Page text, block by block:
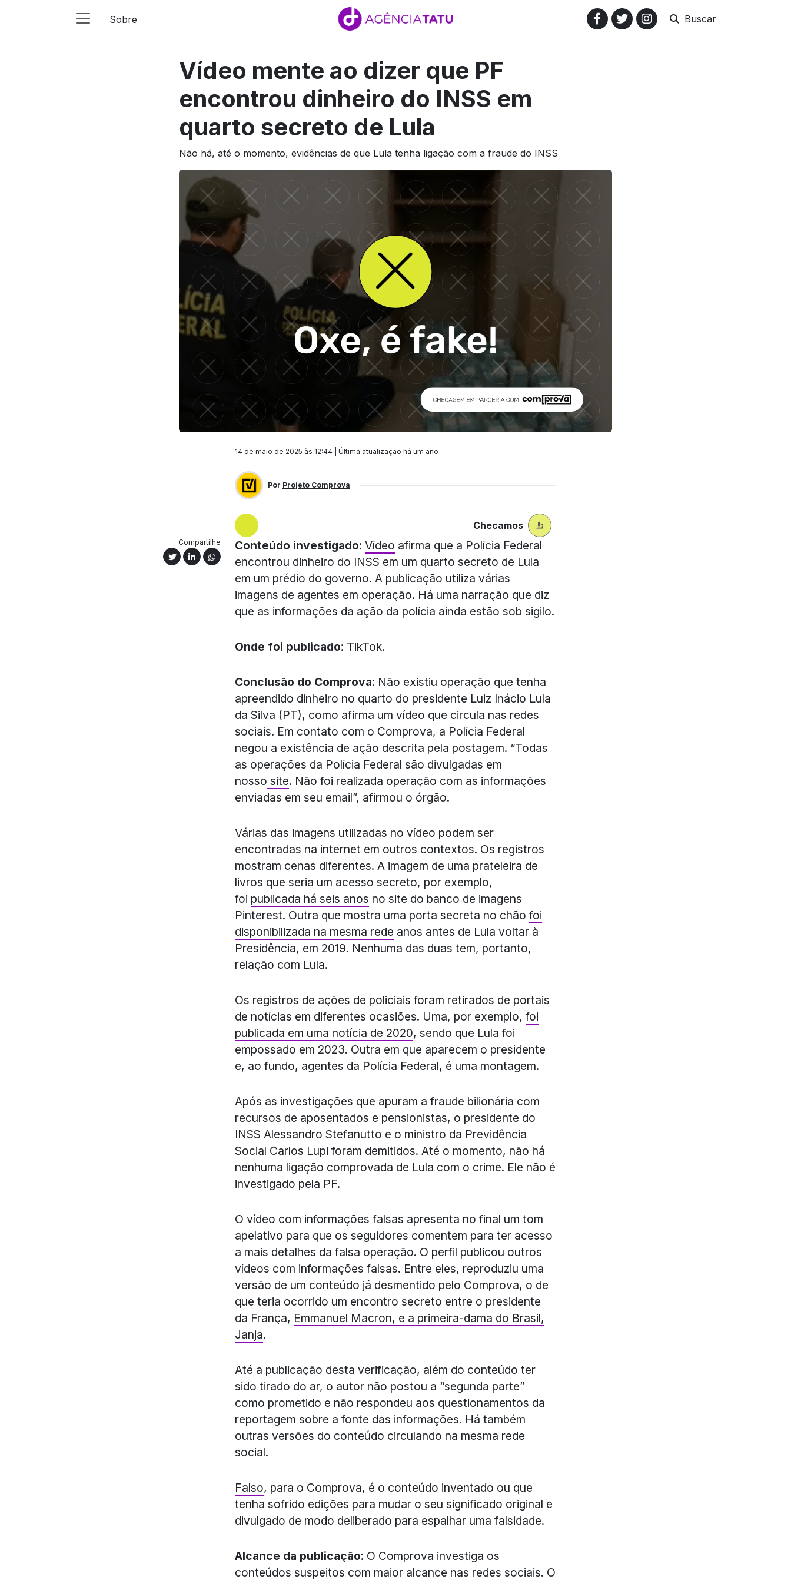
Sobre Buscar
Vídeo mente ao dizer que PF
encontrou dinheiro do INSS em
quarto secreto de Lula
Não há, até o momento, evidências de que Lula tenha ligação com a fraude do INSS
14 de maio de 2025 às 12:44 | Última atualização há um ano
Por Projeto Comprova
Checamos
Compartilhe Conteúdo investigado: Vídeo afirma que a Polícia Federal
encontrou dinheiro do INSS em um quarto secreto de Lula
em um prédio do governo. A publicação utiliza várias
imagens de agentes em operação. Há uma narração que diz
que as informações da ação da polícia ainda estão sob sigilo.
Onde foi publicado: TikTok.
Conclusão do Comprova: Não existiu operação que tenha
apreendido dinheiro no quarto do presidente Luiz Inácio Lula
da Silva (PT), como afirma um vídeo que circula nas redes
sociais. Em contato com o Comprova, a Polícia Federal
negou a existência de ação descrita pela postagem. “Todas
as operações da Polícia Federal são divulgadas em
nosso site. Não foi realizada operação com as informações
enviadas em seu email”, afirmou o órgão.
Várias das imagens utilizadas no vídeo podem ser
encontradas na internet em outros contextos. Os registros
mostram cenas diferentes. A imagem de uma prateleira de
livros que seria um acesso secreto, por exemplo,
foi publicada há seis anos no site do banco de imagens
Pinterest. Outra que mostra uma porta secreta no chão foi
disponibilizada na mesma rede anos antes de Lula voltar à
Presidência, em 2019. Nenhuma das duas tem, portanto,
relação com Lula.
Os registros de ações de policiais foram retirados de portais
de notícias em diferentes ocasiões. Uma, por exemplo, foi
publicada em uma notícia de 2020, sendo que Lula foi
empossado em 2023. Outra em que aparecem o presidente
e, ao fundo, agentes da Polícia Federal, é uma montagem.
Após as investigações que apuram a fraude bilionária com
recursos de aposentados e pensionistas, o presidente do
INSS Alessandro Stefanutto e o ministro da Previdência
Social Carlos Lupi foram demitidos. Até o momento, não há
nenhuma ligação comprovada de Lula com o crime. Ele não é
investigado pela PF.
O vídeo com informações falsas apresenta no final um tom
apelativo para que os seguidores comentem para ter acesso
a mais detalhes da falsa operação. O perfil publicou outros
vídeos com informações falsas. Entre eles, reproduziu uma
versão de um conteúdo já desmentido pelo Comprova, o de
que teria ocorrido um encontro secreto entre o presidente
da França, Emmanuel Macron, e a primeira-dama do Brasil,
Janja.
Até a publicação desta verificação, além do conteúdo ter
sido tirado do ar, o autor não postou a “segunda parte”
como prometido e não respondeu aos questionamentos da
reportagem sobre a fonte das informações. Há também
outras versões do conteúdo circulando na mesma rede
social.
Falso, para o Comprova, é o conteúdo inventado ou que
tenha sofrido edições para mudar o seu significado original e
divulgado de modo deliberado para espalhar uma falsidade.
Alcance da publicação: O Comprova investiga os
conteúdos suspeitos com maior alcance nas redes sociais. O